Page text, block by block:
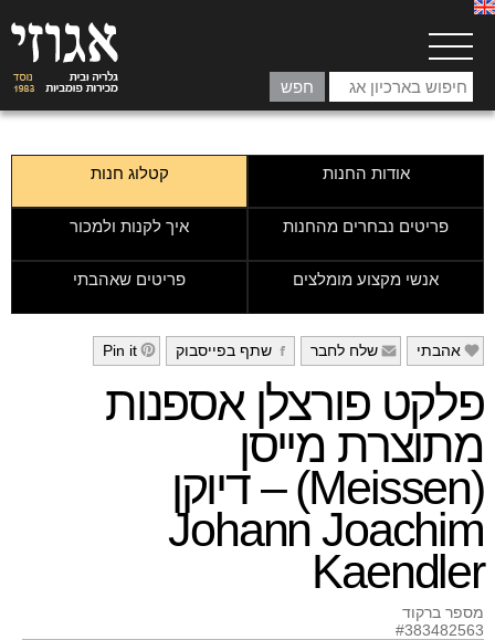
אודות החנות קטלוג חנות
פריטים נבחרים מהחנות איך לקנות ולמכור
אנשי מקצוע מומלצים פריטים שאהבתי
e אהבתי f שלח לחבר g שתף בפייסבוק h
Pin it
פלקט פורצלן אספנות
מתוצרת מייסן
(Meissen) – דיוקן
Johann Joachim
Kaendler
מספר ברקוד
#383482563